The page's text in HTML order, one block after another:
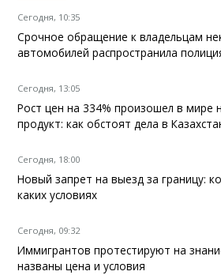
Сегодня, 10:35
Срочное обращение к владельцам
автомобилей распространила
Сегодня, 13:05
Рост цен на 334% произошел в мире
продукт: как обстоят дела в
Сегодня, 18:00
Новый запрет на выезд за границу:
каких условиях
Сегодня, 09:32
Иммигрантов протестируют на
названы цена и условия